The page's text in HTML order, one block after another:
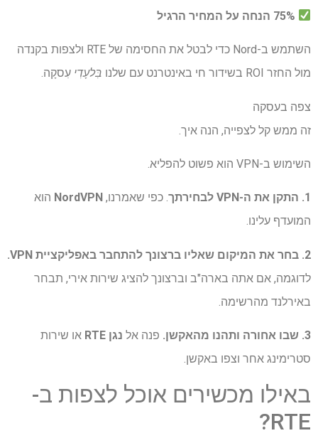
השתמש ב-Nord כדי לבטל את החסימה של RTE ולצפות בקנדה
מול החזר ROI בשידור חי באינטרנט עם שלנו
בִּלעָדִי עִסקָה.
צפה בעסקה
זה ממש קל לצפייה, הנה איך.
השימוש ב-VPN הוא פשוט להפליא.
1. התקן את ה-VPN לבחירתך . כפי שאמרנו, NordVPN הוא
המועדף עלינו.
2. בחר את המיקום שאליו ברצונך להתחבר באפליקציית VPN.
לדוגמה, אם אתה בארה"ב וברצונך להציג שירות אירי, תבחר
באירלנד מהרשימה.
3. שבו אחורה ותהנו מהאקשן. פנה אל נגן RTE
או שירות
סטרימינג אחר וצפו באקשן.
באילו מכשירים אוכל לצפות ב-
RTE?